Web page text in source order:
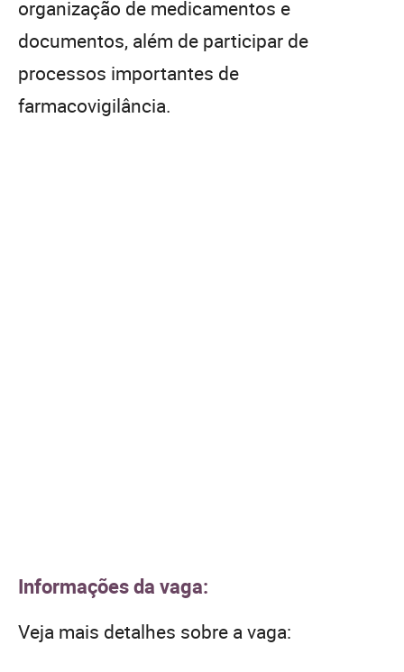
organização de medicamentos e
documentos, além de participar de
processos importantes de
farmacovigilância.
Informações da vaga:
Veja mais detalhes sobre a vaga: